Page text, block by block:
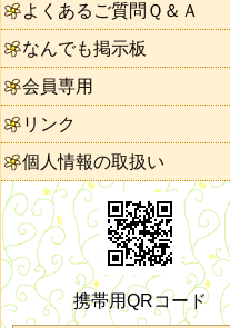
よくあるご質問Ｑ＆Ａ
なんでも掲示板
会員専用
リンク
個人情報の取扱い
携帯用QRコード